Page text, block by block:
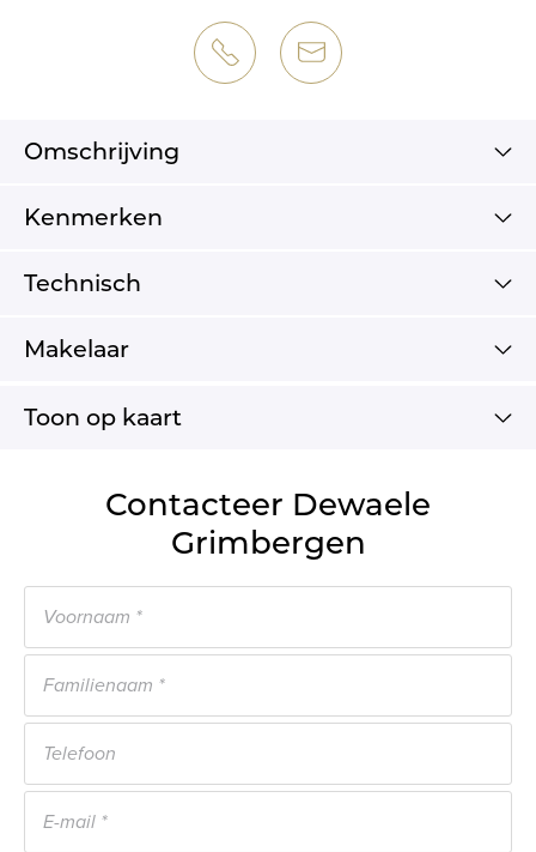
Omschrijving
Kenmerken
Technisch
Makelaar
Toon op kaart
Contacteer Dewaele
Grimbergen